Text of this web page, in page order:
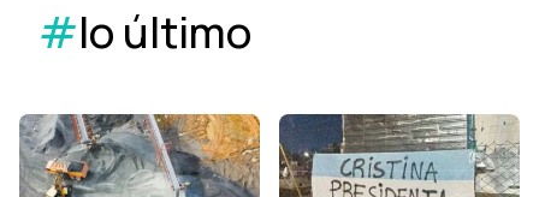
#lo último